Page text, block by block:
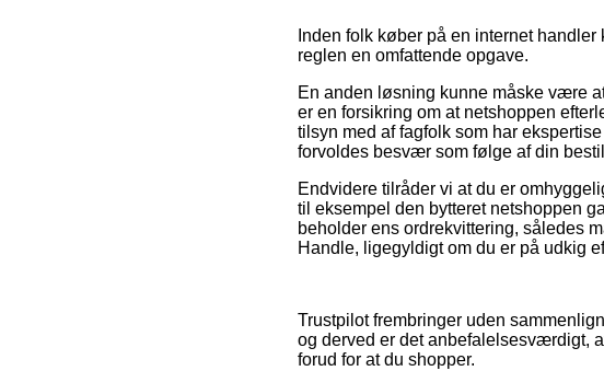
Inden folk køber på en internet
reglen en omfattende opgave.
En anden løsning kunne måske være
er en forsikring om at netshoppen
tilsyn med af fagfolk som har
forvoldes besvær som følge af din
Endvidere tilråder vi at du er
til eksempel den bytteret netshoppen
beholder ens ordrekvittering, således
Handle, ligegyldigt om du er på udkig
Trustpilot frembringer uden
og derved er det anbefalelsesværdigt,
forud for at du shopper.